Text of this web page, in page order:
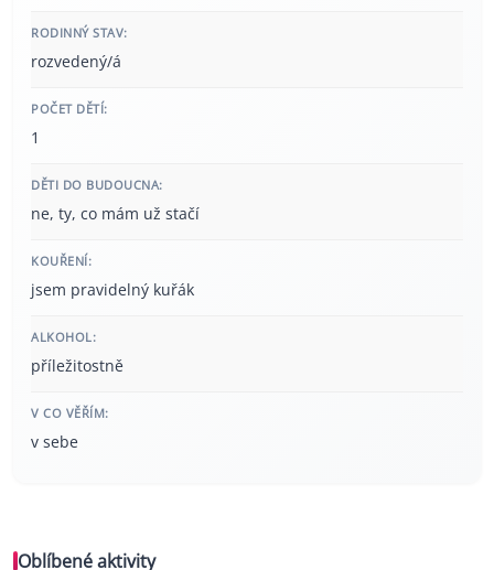
RODINNÝ STAV:
rozvedený/á
POČET DĚTÍ:
1
DĚTI DO BUDOUCNA:
ne, ty, co mám už stačí
KOUŘENÍ:
jsem pravidelný kuřák
ALKOHOL:
příležitostně
V CO VĚŘÍM:
v sebe
Oblíbené aktivity